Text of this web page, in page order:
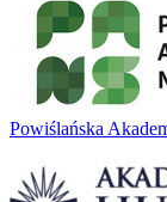
Powiślańska